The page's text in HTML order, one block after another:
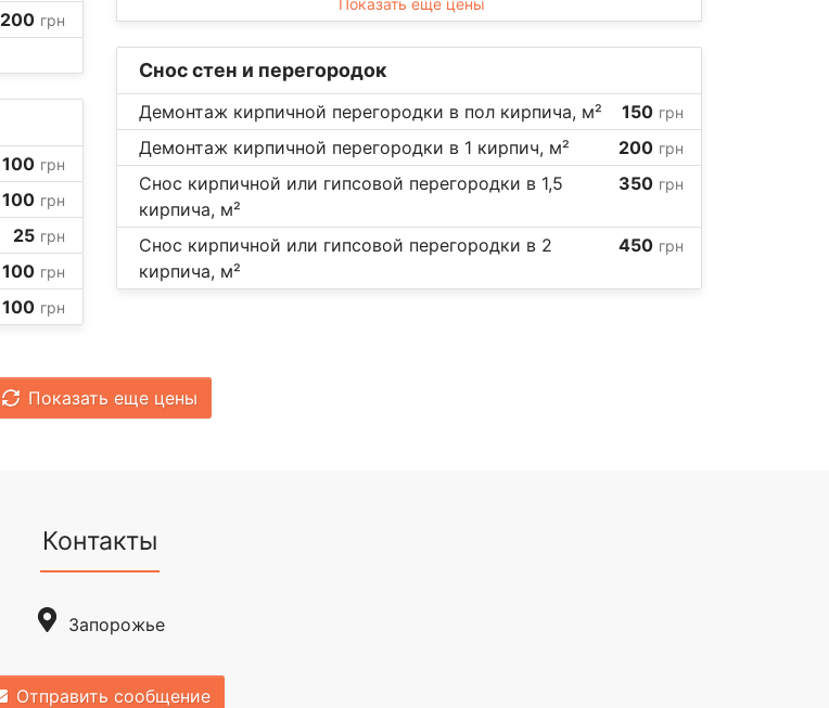
200 грн
100 грн
100 грн
25 грн
100 грн
100 грн
Показать еще цены
Снос стен и перегородок
Демонтаж кирпичной перегородки в пол кирпича, м² 150 грн
Демонтаж кирпичной перегородки в 1 кирпич, м² 200 грн
Снос кирпичной или гипсовой перегородки в 1,5
кирпича, м²
350 грн
Снос кирпичной или гипсовой перегородки в 2
кирпича, м²
450 грн
Показать еще цены
Контакты
Запорожье
Отправить сообщение